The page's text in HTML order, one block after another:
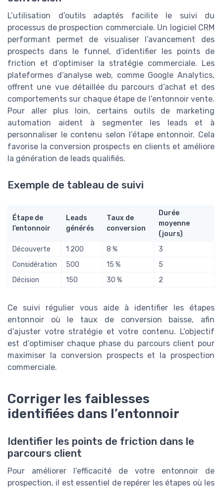
L’utilisation d’outils adaptés facilite le suivi du
processus de prospection commerciale. Un logiciel CRM
performant permet de visualiser l’avancement des
prospects dans le funnel, d’identifier les points de
friction et d’optimiser la stratégie commerciale. Les
plateformes d’analyse web, comme Google Analytics,
offrent une vue détaillée du parcours d’achat et des
comportements sur chaque étape de l’entonnoir vente.
Pour aller plus loin, certains outils de marketing
automation aident à segmenter les leads et à
personnaliser le contenu selon l’étape entonnoir. Cela
favorise la conversion prospects en clients et améliore
la génération de leads qualifiés.
Exemple de tableau de suivi
Étape de
l’entonnoir
Leads
générés
Taux de
conversion
Durée
moyenne
(jours)
Découverte
1 200 8 %
3
Considération
500 15 %
5
Décision
150 30 % 2
Ce suivi régulier vous aide à identifier les étapes
entonnoir où le taux de conversion baisse, afin
d’ajuster votre stratégie et votre contenu. L’objectif
est d’optimiser chaque phase du parcours client pour
maximiser la conversion prospects et la prospection
commerciale.
Corriger les faiblesses
identifiées dans l’entonnoir
Identifier les points de friction dans le
parcours client
Pour améliorer l’efficacité de votre entonnoir de
prospection, il est essentiel de repérer les étapes où les